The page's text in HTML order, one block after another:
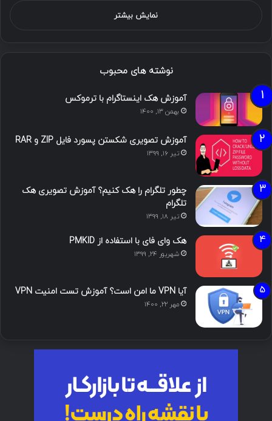
نمایش بیشتر
نوشته های محبوب
آموزش هک اینستاگرام با ترموکس
بهمن ۱۳, ۱۴۰۰
آموزش تصویری شکستن پسورد فایل ZIP و RAR
تیر ۱۶, ۱۳۹۹
چطور تلگرام را هک کنیم؟ آموزش تصویری هک
تلگرام
تیر ۱۸, ۱۳۹۹
هک وای فای با استفاده از PMKID
شهریور ۲۴, ۱۳۹۹
آیا VPN ما امن است؟ آموزش تست امنیت VPN
مهر ۲۲, ۱۴۰۰